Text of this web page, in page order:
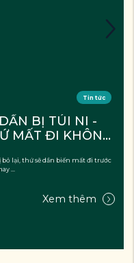
Tin tức
BỊ TÚI NI -
MẤT ĐI KHÔNG
lại, thứ sẽ dần biến mất đi trước
...
Xem thêm